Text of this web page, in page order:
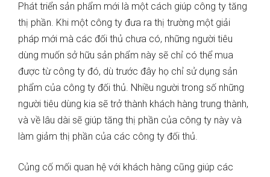
Phát triển sản phẩm mới là một cách giúp công ty tăng
thị phần. Khi một công ty đưa ra thị trường một giải
pháp mới mà các đối thủ chưa có, những người tiêu
dùng muốn sở hữu sản phẩm này sẽ chỉ có thể mua
được từ công ty đó, dù trước đây họ chỉ sử dụng sản
phẩm của công ty đối thủ. Nhiều người trong số những
người tiêu dùng kia sẽ trở thành khách hàng trung thành,
và về lâu dài sẽ giúp tăng thị phần của công ty này và
làm giảm thị phần của các công ty đối thủ.
Củng cố mối quan hệ với khách hàng cũng giúp các